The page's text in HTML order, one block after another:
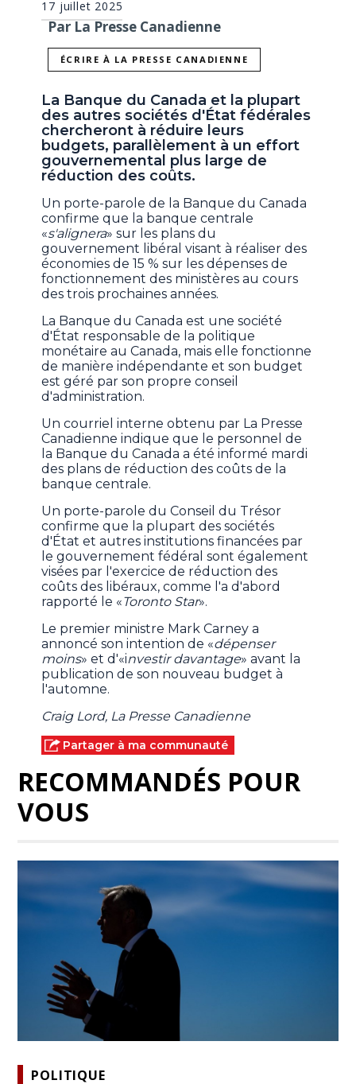
17 juillet 2025
Par La Presse Canadienne
ÉCRIRE À LA PRESSE CANADIENNE
La Banque du Canada et la plupart
des autres sociétés d'État fédérales
chercheront à réduire leurs
budgets, parallèlement à un effort
gouvernemental plus large de
réduction des coûts.
Un porte-parole de la Banque du Canada
confirme que la banque centrale
«s'alignera» sur les plans du
gouvernement libéral visant à réaliser des
économies de 15 % sur les dépenses de
fonctionnement des ministères au cours
des trois prochaines années.
La Banque du Canada est une société
d'État responsable de la politique
monétaire au Canada, mais elle fonctionne
de manière indépendante et son budget
est géré par son propre conseil
d'administration.
Un courriel interne obtenu par La Presse
Canadienne indique que le personnel de
la Banque du Canada a été informé mardi
des plans de réduction des coûts de la
banque centrale.
Un porte-parole du Conseil du Trésor
confirme que la plupart des sociétés
d'État et autres institutions financées par
le gouvernement fédéral sont également
visées par l'exercice de réduction des
coûts des libéraux, comme l'a d'abord
rapporté le «Toronto Star».
Le premier ministre Mark Carney a
annoncé son intention de «dépenser
moins» et d'«investir davantage» avant la
publication de son nouveau budget à
l'automne.
Craig Lord, La Presse Canadienne
Partager à ma communauté
RECOMMANDÉS POUR
VOUS
POLITIQUE